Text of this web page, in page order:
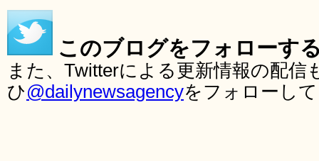
このブログをフォローす
また、Twitterによる更新情報の配
ひ@dailynewsagencyをフォローし